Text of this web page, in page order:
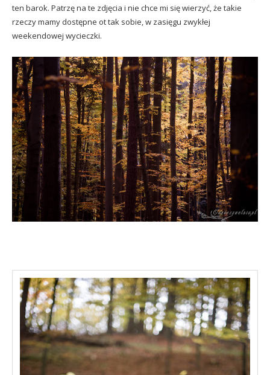
ten barok. Patrzę na te zdjęcia i nie chce mi się wierzyć, że takie
rzeczy mamy dostępne ot tak sobie, w zasięgu zwykłej
weekendowej wycieczki.